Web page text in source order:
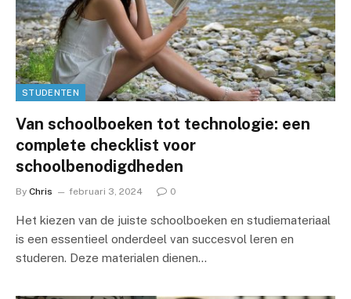
STUDENTEN
Van schoolboeken tot technologie: een
complete checklist voor
schoolbenodigdheden
By Chris februari 3, 2024 0
Het kiezen van de juiste schoolboeken en studiemateriaal
is een essentieel onderdeel van succesvol leren en
studeren. Deze materialen dienen…